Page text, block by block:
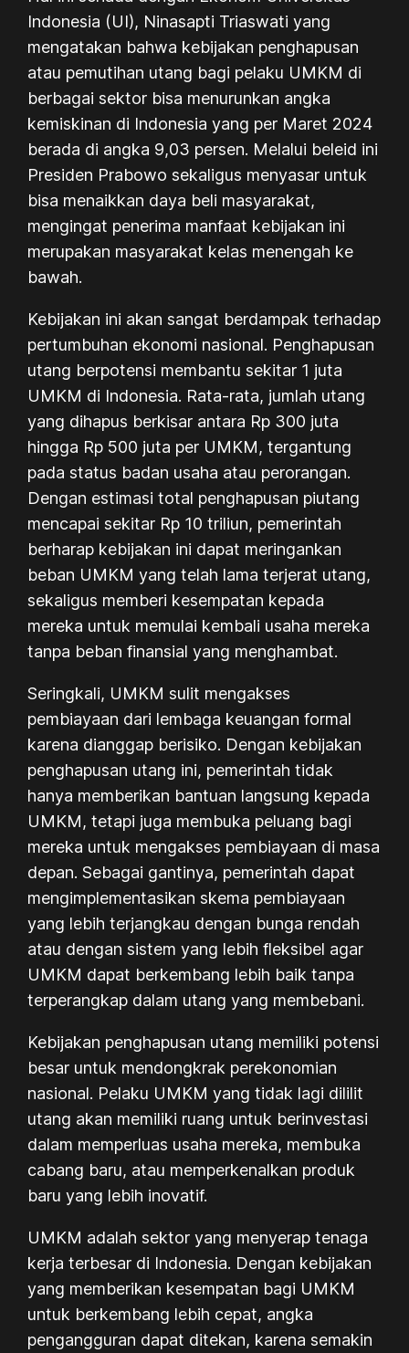
Indonesia (UI), Ninasapti Triaswati yang
mengatakan bahwa kebijakan penghapusan
atau pemutihan utang bagi pelaku UMKM di
berbagai sektor bisa menurunkan angka
kemiskinan di Indonesia yang per Maret 2024
berada di angka 9,03 persen. Melalui beleid ini
Presiden Prabowo sekaligus menyasar untuk
bisa menaikkan daya beli masyarakat,
mengingat penerima manfaat kebijakan ini
merupakan masyarakat kelas menengah ke
bawah.
Kebijakan ini akan sangat berdampak terhadap
pertumbuhan ekonomi nasional. Penghapusan
utang berpotensi membantu sekitar 1 juta
UMKM di Indonesia. Rata-rata, jumlah utang
yang dihapus berkisar antara Rp 300 juta
hingga Rp 500 juta per UMKM, tergantung
pada status badan usaha atau perorangan.
Dengan estimasi total penghapusan piutang
mencapai sekitar Rp 10 triliun, pemerintah
berharap kebijakan ini dapat meringankan
beban UMKM yang telah lama terjerat utang,
sekaligus memberi kesempatan kepada
mereka untuk memulai kembali usaha mereka
tanpa beban finansial yang menghambat.
Seringkali, UMKM sulit mengakses
pembiayaan dari lembaga keuangan formal
karena dianggap berisiko. Dengan kebijakan
penghapusan utang ini, pemerintah tidak
hanya memberikan bantuan langsung kepada
UMKM, tetapi juga membuka peluang bagi
mereka untuk mengakses pembiayaan di masa
depan. Sebagai gantinya, pemerintah dapat
mengimplementasikan skema pembiayaan
yang lebih terjangkau dengan bunga rendah
atau dengan sistem yang lebih fleksibel agar
UMKM dapat berkembang lebih baik tanpa
terperangkap dalam utang yang membebani.
Kebijakan penghapusan utang memiliki potensi
besar untuk mendongkrak perekonomian
nasional. Pelaku UMKM yang tidak lagi dililit
utang akan memiliki ruang untuk berinvestasi
dalam memperluas usaha mereka, membuka
cabang baru, atau memperkenalkan produk
baru yang lebih inovatif.
UMKM adalah sektor yang menyerap tenaga
kerja terbesar di Indonesia. Dengan kebijakan
yang memberikan kesempatan bagi UMKM
untuk berkembang lebih cepat, angka
pengangguran dapat ditekan, karena semakin